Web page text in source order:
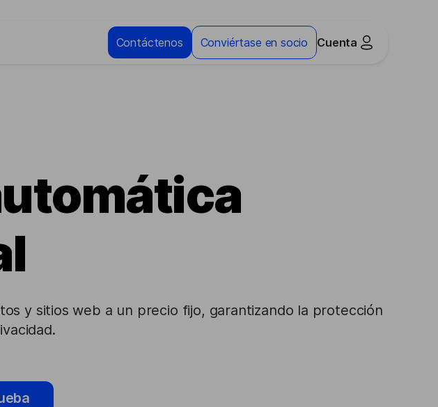
Contáctenos Conviértase en socio Cuenta
y sitios web a un precio fijo, garantizando la protección